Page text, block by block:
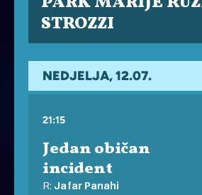
STROZZI
NEDJELJA, 12.07.
21:15
Jedan običan
incident
R: Jafar Panahi